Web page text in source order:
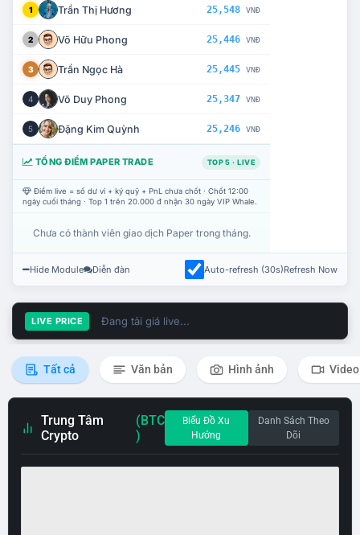
1 Trần Thị Hương 25,548 VNĐ
2 Võ Hữu Phong 25,446 VNĐ
3 Trần Ngọc Hà 25,445 VNĐ
4 Võ Duy Phong 25,347 VNĐ
5 Đặng Kim Quỳnh 25,246 VNĐ
TỔNG ĐIỂM PAPER TRADE TOP 5 · LIVE
Điểm live = số dư ví + ký quỹ + PnL chưa chốt · Chốt 12:00
ngày cuối tháng · Top 1 trên 20.000 đ nhận 30 ngày VIP Whale.
Chưa có thành viên giao dịch Paper trong tháng.
Hide Module Diễn đàn Auto-refresh (30s)Refresh Now
LIVE PRICE Đang tải giá live...
Tất cả Văn bản Hình ảnh Video
Trung Tâm
Crypto
(BTC
)
Biểu Đồ Xu
Hướng
Danh Sách Theo
Dõi